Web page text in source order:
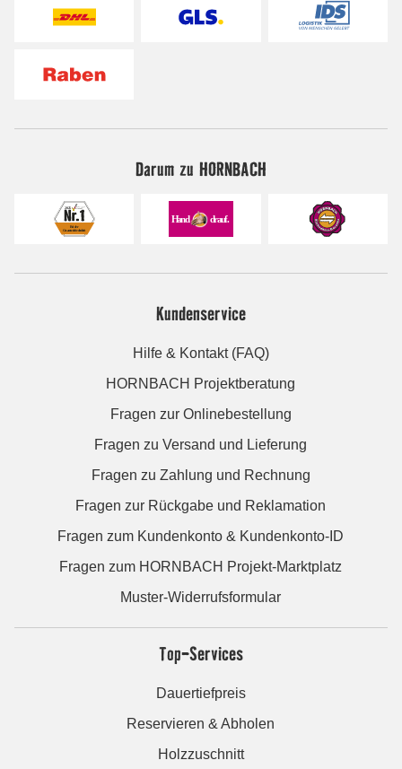
Darum zu HORNBACH
Kundenservice
Hilfe & Kontakt (FAQ)
HORNBACH Projektberatung
Fragen zur Onlinebestellung
Fragen zu Versand und Lieferung
Fragen zu Zahlung und Rechnung
Fragen zur Rückgabe und Reklamation
Fragen zum Kundenkonto & Kundenkonto-ID
Fragen zum HORNBACH Projekt-Marktplatz
Muster-Widerrufsformular
Top-Services
Dauertiefpreis
Reservieren & Abholen
Holzzuschnitt